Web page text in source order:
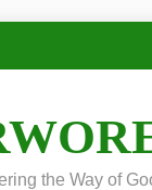
the Way of